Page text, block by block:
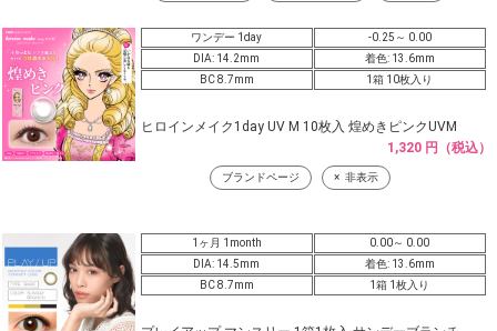
ワンデー 1day
-0.25～ 0.00
DIA: 14.2mm
着色: 13.6mm
BC 8.7mm
1箱 10枚入り
ヒロインメイク1day UV M 10枚入 煌めきピンクUVM
1,320 円（税込）
ブランドページ 非表示
1ヶ月 1month
0.00～ 0.00
DIA: 14.5mm
着色: 13.6mm
BC 8.7mm
1箱 1枚入り